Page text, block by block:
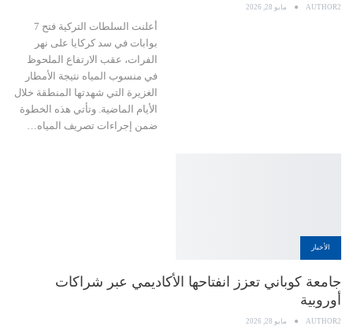
AUTHOR2 مايو 28, 2026
أعلنت السلطات التركية فتح 7
بوابات في سد كركايا على نهر
الفرات، عقب الارتفاع الملحوظ
في منسوب المياه نتيجة الأمطار
الغزيرة التي شهدتها المنطقة خلال
الأيام الماضية. وتأتي هذه الخطوة
ضمن إجراءات تصريف المياه…
الأخبار
جامعة كوباني تعزز انفتاحها الأكاديمي عبر شراكات
أوروبية
AUTHOR2 مايو 28, 2026